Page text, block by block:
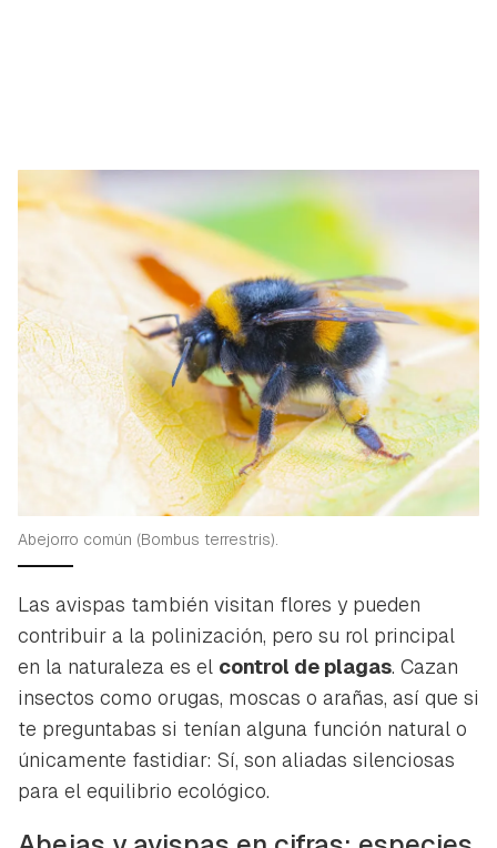
Abejorro común (Bombus terrestris).
Las avispas también visitan flores y pueden
contribuir a la polinización, pero su rol principal
en la naturaleza es el control de plagas. Cazan
insectos como orugas, moscas o arañas, así que si
te preguntabas si tenían alguna función natural o
únicamente fastidiar: Sí, son aliadas silenciosas
para el equilibrio ecológico.